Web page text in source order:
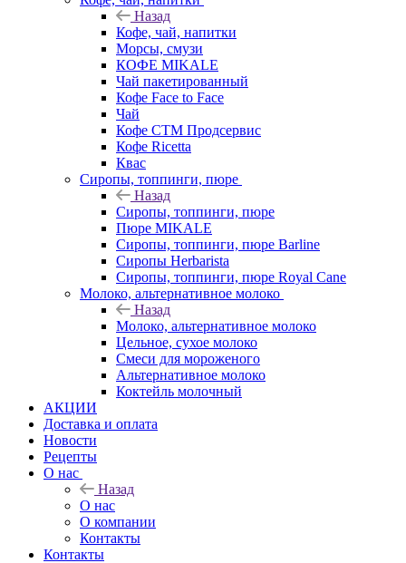
Назад
Кофе, чай, напитки
Морсы, смузи
КОФЕ MIKALE
Чай пакетированный
Кофе Face to Face
Чай
Кофе СТМ Продсервис
Кофе Ricetta
Квас
Сиропы, топпинги, пюре
Назад
Сиропы, топпинги, пюре
Пюре MIKALE
Сиропы, топпинги, пюре Barline
Сиропы Herbarista
Сиропы, топпинги, пюре Royal Cane
Молоко, альтернативное молоко
Назад
Молоко, альтернативное молоко
Цельное, сухое молоко
Смеси для мороженого
Альтернативное молоко
Коктейль молочный
АКЦИИ
Доставка и оплата
Новости
Рецепты
О нас
Назад
О нас
О компании
Контакты
Контакты